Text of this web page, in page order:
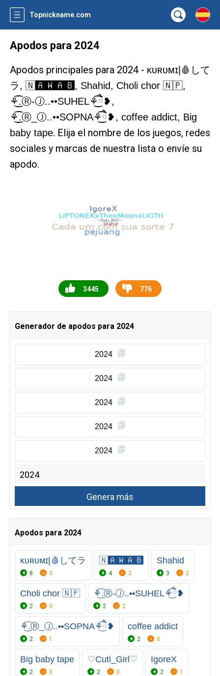
Topnickname.com
Apodos para 2024
Apodos principales para 2024 - ᴋᴜʀᴜᴍɪ|🩸して
ラ, 🇳‌🅰🆆🅰🅱, Shahid, Choli chor 🇳🇵,
⚘͜͡.Ⓡ-Ⓙ..••SUHEL⚘ཻ͜͡❥,
⚘͜͡.Ⓡ_Ⓙ..••SOPNA⚘ཻ͜͡❥, coffee addict, Big
baby tape. Elija el nombre de los juegos, redes
sociales y marcas de nuestra lista o envíe su
apodo.
3445 776
Generador de apodos para 2024
2024
2024
2024
2024
2024
Apodos para 2024
ᴋᴜʀᴜᴍɪ|🩸してラ
8 0
🇳‌🅰🆆🅰🅱
4 2
Shahid
3 2
Choli chor 🇳🇵
2 0
⚘͜͡.Ⓡ-Ⓙ..••SUHEL⚘ཻ͜͡❥
2 2
⚘͜͡.Ⓡ_Ⓙ..••SOPNA⚘ཻ͜͡❥
2 1
coffee addict
2 0
Big baby tape
2 0
♡Cuti_Girl♡
2 0
IgoreX
2 1